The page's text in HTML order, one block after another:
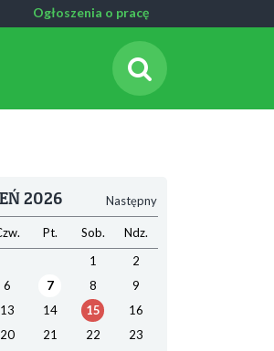
Ogłoszenia o pracę
Następny
2026
Pt. Sob.
Ndz.
1
2
6 7 8
9
13 14 15
16
20 21 22
23